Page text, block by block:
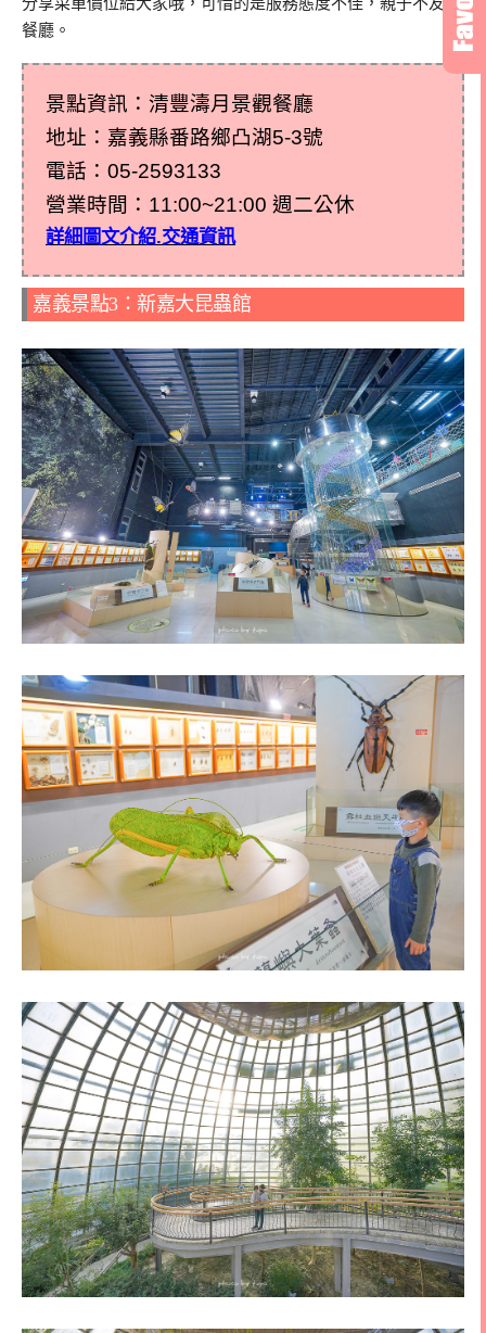
餐廳。
景點資訊：清豐濤月景觀餐廳
地址：嘉義縣番路鄉凸湖5-3號
電話： 05-2593133
營業時間：11:00~21:00 週二公休
詳細圖文介紹.交通資訊
嘉義景點3：新嘉大昆蟲館